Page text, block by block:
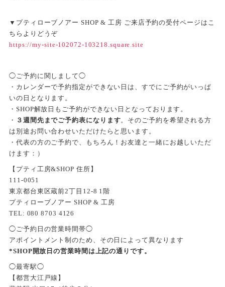
▼プティローブノアー SHOP & 工房 ご来店予約の受付ページはこ
ちらよりどうぞ
https://my-site-102072-103218.square.site
◯ご予約に関しまして◯
・カレンダーで予約指定ができない日は、すでにご予約がいっぱ
いの日となります。
・SHOP解放日もご予約ができない日となっております。
・ ３週間先までご予約表になります。そのご予約を希望される方
は別途お問い合わせいただけたらと思います。
・代表の方のご予約で、もちろん！お友達と一緒にお越しいただ
けます：）
【プティ工房&SHOP 住所】
111-0051
東京都台東区蔵前2丁目12-8 1階
プティローブノアー SHOP & 工房
TEL: 080 8703 4126
◯ご予約日の営業時間帯◯
アポイントメント制のため、その日によって異なります
*SHOP開放日の営業時間は上記の通りです。
◯最寄駅◯
【都営大江戸線】